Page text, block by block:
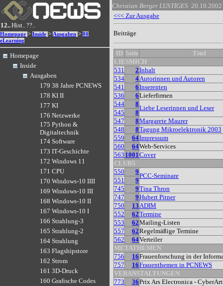
12..Hist..??..
Homepage > Inside > Ausgaben > 80
eLearning
Homepage
Inside
Ausgaben
179 38 Jahre PCNEWS
178 KI II
177 KI
176 Netzwerke
175 Python &
Digitaltechnik
174 Software
173 IT-Geschichte
172 Windows 11
171 CPU
170 Windows-10 IIII
169 Windows-10 III
168 Windows-10 II
167 Windows-10 I
166 Strahlung-3
165 Strahlung-2
164 Strahlung
163 Flagshipstore
162 Strom
161 3D-Druck
160 Grafische Codes
Christian Berger LUSTIGES 20.10.2002
<<< Zur Ausgabe
Beiträge
ID Seite
Titel
LIESMICH
531
2Inhalt
534
4Autorinnen und Autoren
541
6Inserenten
536
6Lieferfirmen
544
8
Liebe Leserinnen und Leser
545
8
547
8Margarete Maurer
548
8Tagung Mikroelektronik 2003
559
64Impressum
560
64Web-Services
563 1001Cover
CLUBS
550
9
PCC-Seminare
551
9
745
9Tina Thron
747
9Hubert Pitner
750
13ADIM
552
62Termine
553
62Mailing-Listen
557
62Regelmäßige Termine
562
64Verteiler
METATHEMEN
756
16Frauenforschung in der
757
16Frauenthemen in PCNEWS
VERANSTALTUNGEN
773
36Prix Ars Electronica -